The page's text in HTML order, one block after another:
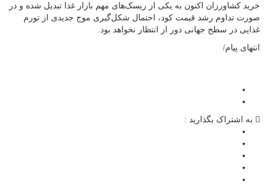
خرید کشاورزان اکنون به یکی از ریسک‌های مهم بازار غذا تبدیل شده و در
صورت تداوم رشد قیمت کود، احتمال شکل‌گیری موج جدیدی از تورم
غذایی در سطح جهانی دور از انتظار نخواهد بود.
انتهای پیام/
به اشتراک بگذارید :